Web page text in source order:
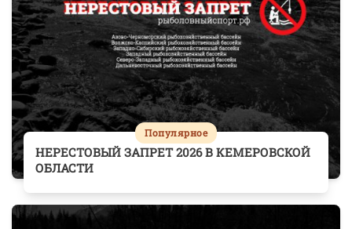
Популярное
НЕРЕСТОВЫЙ ЗАПРЕТ 2026 В КЕМЕРОВСКОЙ
ОБЛАСТИ